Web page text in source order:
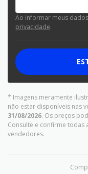
Ao informar meus
privacidade.
* Imagens meramente
não estar disponíveis nas
31/08/2026. Os preços
Consulte e confirme todas
vendedores.